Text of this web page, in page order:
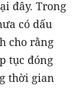
đây. Trong
có dấu
cho rằng
tục đóng
thời gian